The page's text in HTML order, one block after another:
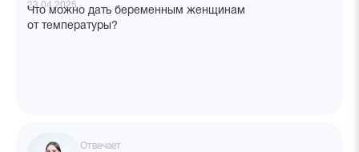
23.04.2025
Что можно дать беременным женщинам
от температуры?
Отвечает